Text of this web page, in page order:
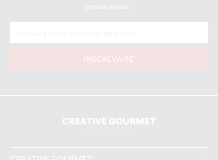
provas vínicas…